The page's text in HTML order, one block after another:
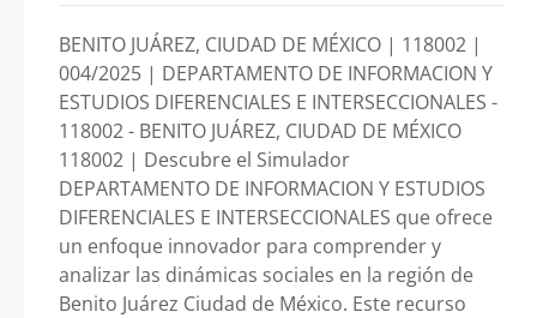
BENITO JUÁREZ, CIUDAD DE MÉXICO | 118002 |
004/2025 | DEPARTAMENTO DE INFORMACION Y
ESTUDIOS DIFERENCIALES E INTERSECCIONALES -
118002 - BENITO JUÁREZ, CIUDAD DE MÉXICO
118002 | Descubre el Simulador
DEPARTAMENTO DE INFORMACION Y ESTUDIOS
DIFERENCIALES E INTERSECCIONALES que ofrece
un enfoque innovador para comprender y
analizar las dinámicas sociales en la región de
Benito Juárez Ciudad de México. Este recurso